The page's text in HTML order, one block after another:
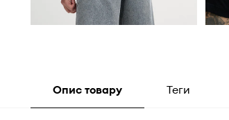
Опис товару Теги